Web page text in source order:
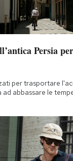
Persia
per trasportare
abbassare le